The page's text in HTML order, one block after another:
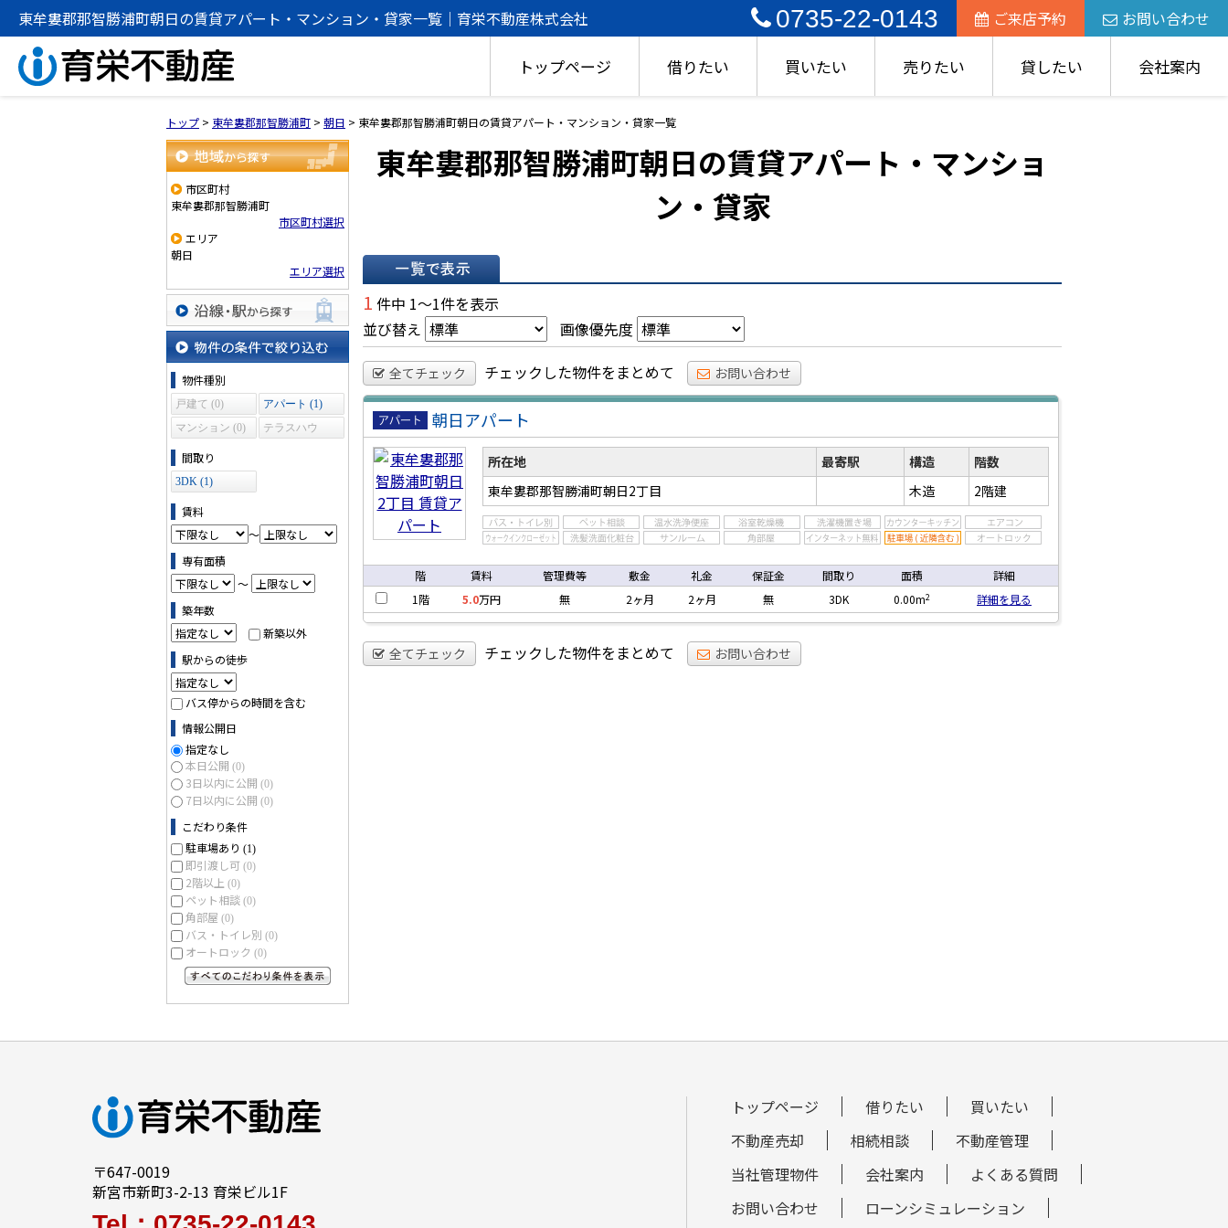
東牟婁郡那智勝浦町朝日の賃貸アパート・マンション・貸家一覧｜育栄不動産株式会社 0735-22-0143 ご来店予約 お問い合わせ
トップページ 借りたい 買いたい 売りたい 貸したい 会社案内
トップ > 東牟婁郡那智勝浦町 > 朝日 > 東牟婁郡那智勝浦町朝日の賃貸アパート・マンション・貸家一覧
地域から探す
市区町村
東牟婁郡那智勝浦町
市区町村選択
エリア
朝日
エリア選択
沿線・駅から探す
物件の条件で絞り込む
物件種別
戸建て (0)
アパート (1)
マンション (0)
テラスハウ
間取り
3DK (1)
賃料
～
専有面積
～
築年数
新築以外
駅からの徒歩
バス停からの時間を含む
情報公開日
指定なし
本日公開 (0)
3日以内に公開 (0)
7日以内に公開 (0)
こだわり条件
駐車場あり (1)
即引渡し可 (0)
2階以上 (0)
ペット相談 (0)
角部屋 (0)
バス・トイレ別 (0)
オートロック (0)
東牟婁郡那智勝浦町朝日の賃貸アパート・マンショ
ン・貸家
一覧で表示
1 件中 1～1件を表示
並び替え
画像優先度
全てチェック チェックした物件をまとめて お問い合わせ
賃貸ア
パート
朝日アパート
所在地 最寄駅 構造
階数
東牟婁郡那智勝浦町朝日2丁目
木造 2階建
階 賃料 管理費等 敷金 礼金 保証金 間取り 面積
詳細
1階
5.0万円 無 2ヶ月 2ヶ月 無 3DK 0.00m2 詳細を見る
全てチェック チェックした物件をまとめて お問い合わせ
〒647-0019
新宮市新町3-2-13 育栄ビル1F
トップページ 借りたい
買いたい
不動産売却
相続相談
不動産管理
当社管理物件
会社案内
よくある質問
お問い合わせ
ローンシミュレーション